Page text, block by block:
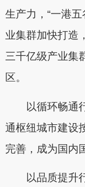
生产力，“一港
业集群加快打造
三千亿级产业集
区。
以循环畅通
通枢纽城市建设
完善，成为国内
以品质提升